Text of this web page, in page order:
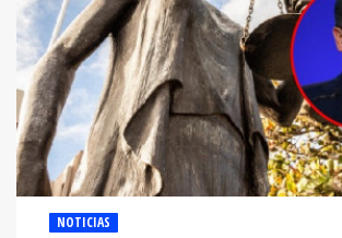
NOTICIAS